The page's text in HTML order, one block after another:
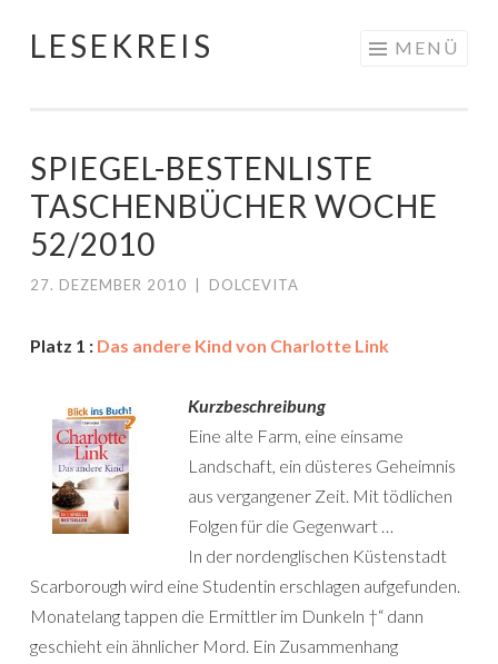
Springe
LESEKREIS MENÜ
SPIEGEL-BESTENLISTE
TASCHENBÜCHER WOCHE
52/2010
27. DEZEMBER 2010 DOLCEVITA
Platz 1 : Das andere Kind von Charlotte Link
Kurzbeschreibung
Eine alte Farm, eine einsame
Landschaft, ein düsteres Geheimnis
aus vergangener Zeit. Mit tödlichen
Folgen für die Gegenwart …
In der nordenglischen Küstenstadt
Scarborough wird eine Studentin erschlagen aufgefunden.
Monatelang tappen die Ermittler im Dunkeln †“ dann
geschieht ein ähnlicher Mord. Ein Zusammenhang